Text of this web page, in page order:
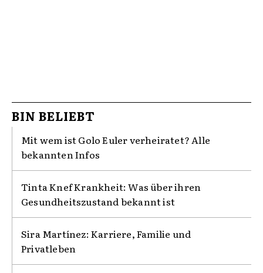
BIN BELIEBT
Mit wem ist Golo Euler verheiratet? Alle
bekannten Infos
Tinta Knef Krankheit: Was über ihren
Gesundheitszustand bekannt ist
Sira Martínez: Karriere, Familie und
Privatleben